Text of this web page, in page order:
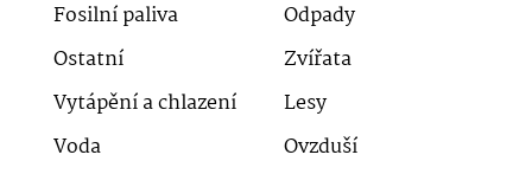
Fosilní paliva
Odpady
Ostatní
Zvířata
Vytápění a chlazení
Lesy
Voda
Ovzduší